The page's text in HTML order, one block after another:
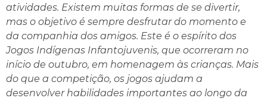
atividades. Existem muitas formas de se divertir,
mas o objetivo é sempre desfrutar do momento e
da companhia dos amigos. Este é o espírito dos
Jogos Indígenas Infantojuvenis, que ocorreram no
início de outubro, em homenagem às crianças. Mais
do que a competição, os jogos ajudam a
desenvolver habilidades importantes ao longo da